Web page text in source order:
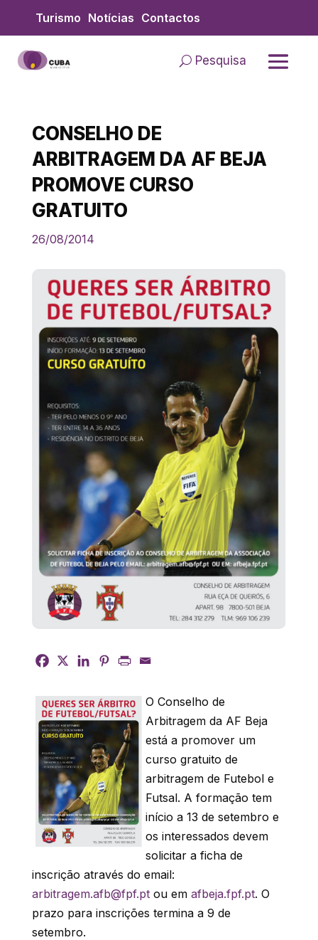
content
Turismo Notícias Contactos
Pesquisa
CONSELHO DE
ARBITRAGEM DA AF BEJA
PROMOVE CURSO
GRATUITO
26/08/2014
O Conselho de
Arbitragem da AF Beja
está a promover um
curso gratuito de
arbitragem de Futebol e
Futsal. A formação tem
início a 13 de setembro e
os interessados devem
solicitar a ficha de
inscrição através do email:
arbitragem.afb@fpf.ptou em afbeja.fpf.pt. O
prazo para inscrições termina a 9 de
setembro.